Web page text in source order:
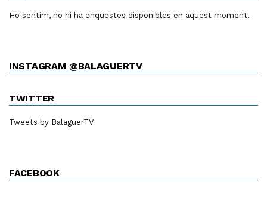
Ho sentim, no hi ha enquestes disponibles en aquest moment.
INSTAGRAM @BALAGUERTV
TWITTER
Tweets by BalaguerTV
FACEBOOK